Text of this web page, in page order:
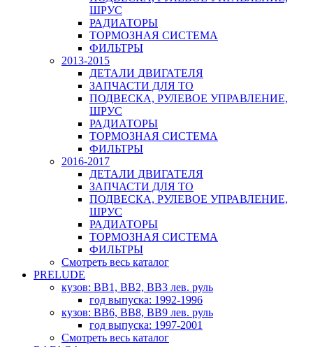
ШРУС
РАДИАТОРЫ
ТОРМОЗНАЯ СИСТЕМА
ФИЛЬТРЫ
2013-2015
ДЕТАЛИ ДВИГАТЕЛЯ
ЗАПЧАСТИ ДЛЯ ТО
ПОДВЕСКА, РУЛЕВОЕ УПРАВЛЕНИЕ,
ШРУС
РАДИАТОРЫ
ТОРМОЗНАЯ СИСТЕМА
ФИЛЬТРЫ
2016-2017
ДЕТАЛИ ДВИГАТЕЛЯ
ЗАПЧАСТИ ДЛЯ ТО
ПОДВЕСКА, РУЛЕВОЕ УПРАВЛЕНИЕ,
ШРУС
РАДИАТОРЫ
ТОРМОЗНАЯ СИСТЕМА
ФИЛЬТРЫ
Смотреть весь каталог
PRELUDE
кузов: BB1, BB2, BB3 лев. руль
год выпуска: 1992-1996
кузов: BB6, BB8, BB9 лев. руль
год выпуска: 1997-2001
Смотреть весь каталог